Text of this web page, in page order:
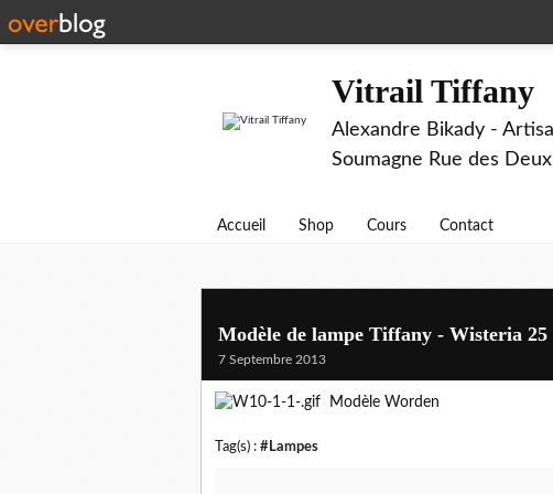
Vitrail Tiffany
Alexandre Bikady -
Soumagne Rue des
Accueil Shop Cours Contact
Modèle de lampe Tiffany - Wisteria 25
7 Septembre 2013
Modèle Worden
Tag(s) : #Lampes